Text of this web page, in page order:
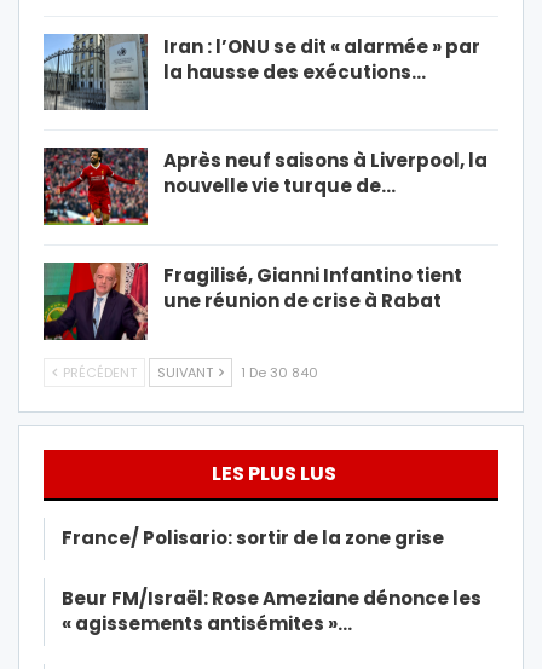
Iran : l’ONU se dit « alarmée » par
la hausse des exécutions…
Après neuf saisons à Liverpool, la
nouvelle vie turque de…
Fragilisé, Gianni Infantino tient
une réunion de crise à Rabat
PRÉCÉDENT SUIVANT 1 De 30 840
LES PLUS LUS
France/ Polisario: sortir de la zone grise
Beur FM/Israël: Rose Ameziane dénonce les
« agissements antisémites »…